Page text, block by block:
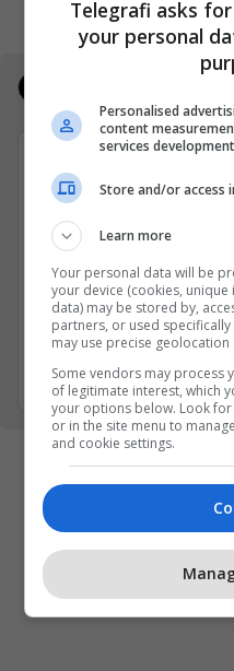
Vozitës B
Logjistikë
Lipjan
10 Maj 2026
Telegrafi asks
your personal
Personalised
content
services development
Store and/or access
Learn more
Your personal data will be
your device (cookies,
data) may be stored by,
partners, or used
may use precise geolocation
Some vendors may process
of legitimate interest, which
your options below. Look
or in the site menu to
and cookie settings.